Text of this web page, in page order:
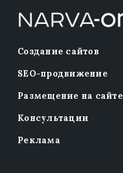
Создание сайтов
SEO-продвижение
Размещение на сайте
Консультации
Реклама